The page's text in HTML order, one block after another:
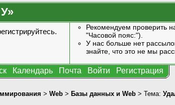
.
Рекомендуем проверить
"Часовой пояс:").
У нас больше нет
знайте, что это не мы
Календарь Почта Войти Регистрация
> Web > Базы данных и Web > Тема: